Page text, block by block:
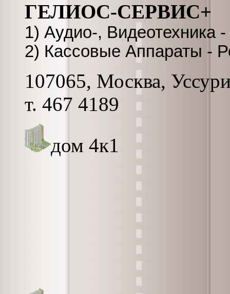
ГЕЛИОС-СЕРВИС+
1) Аудио-, Видеотехника
2) Кассовые Аппараты -
107065, Москва,
т. 467 4189
дом 4к1